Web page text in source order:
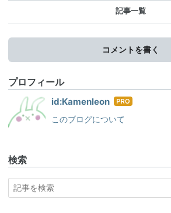
記事一覧
コメントを書く
プロフィール
id:Kamenleon はて
ログ
このブログについて
検索